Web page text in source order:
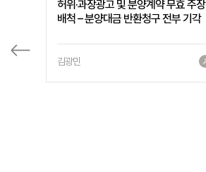
허위·과장광고 및 분양계약 무효 주장
배척 – 분양대금 반환청구 전부 기각
김광민